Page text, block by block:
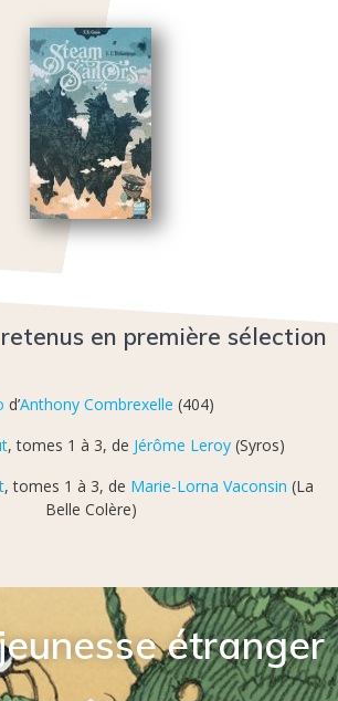
en première sélection
d’Anthony Combrexelle (404)
, tomes 1 à 3, de Jérôme Leroy(Syros)
, tomes 1 à 3, de Marie-Lorna Vaconsin (La
Belle Colère)
étranger